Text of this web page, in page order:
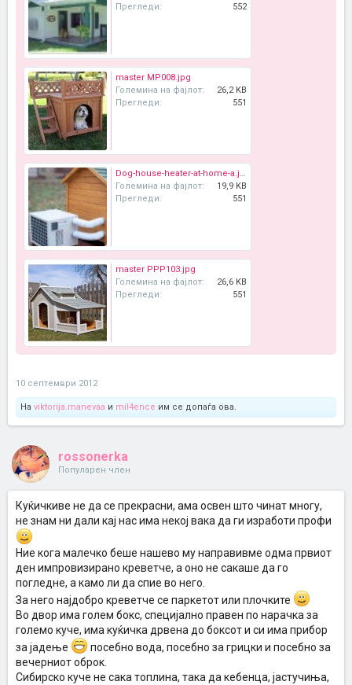
Прегледи: 552
master MP008.jpg
Големина на фајлот:
26,2 KB
Прегледи:
551
Dog-house-heater-at-home-a.jpg
Големина на фајлот:
19,9 KB
Прегледи:
551
master PPP103.jpg
Големина на фајлот:
26,6 KB
Прегледи:
551
10 септември 2012
На viktorija.manevaa и mil4ence им се допаѓа ова.
rossonerka
Популарен член
Куќичкиве не да се прекрасни, ама освен што чинат многу,
не знам ни дали кај нас има некој вака да ги изработи профи
Ние кога малечко беше нашево му направивме одма првиот
ден импровизирано креветче, а оно не сакаше да го
погледне, а камо ли да спие во него.
За него најдобро креветче се паркетот или плочките
Во двор има голем бокс, специјално правен по нарачка за
големо куче, има куќичка дрвена до боксот и си има прибор
за јадење
посебно вода, посебно за грицки и посебно за
вечерниот оброк.
Сибирско куче не сака топлина, така да кебенца, јастучиња,